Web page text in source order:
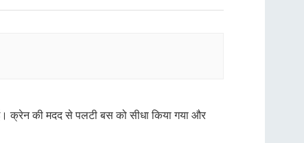
क्रेन की मदद से पलटी बस को सीधा किया गया और